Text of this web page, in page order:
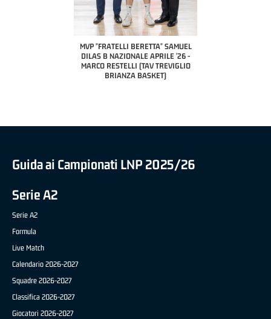
MVP "FRATELLI BERETTA" SAMUEL
DILAS B NAZIONALE APRILE '26 -
MARCO RESTELLI (TAV TREVIGLIO
BRIANZA BASKET)
Guida ai Campionati LNP 2025/26
Serie A2
Serie A2
Formula
Live Match
Calendario 2026-2027
Squadre 2026-2027
Classifica 2026-2027
Giocatori 2026-2027